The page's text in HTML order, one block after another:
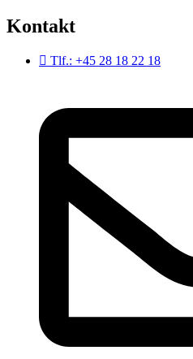
Kontakt
Tlf.: +45 28 18 22 18